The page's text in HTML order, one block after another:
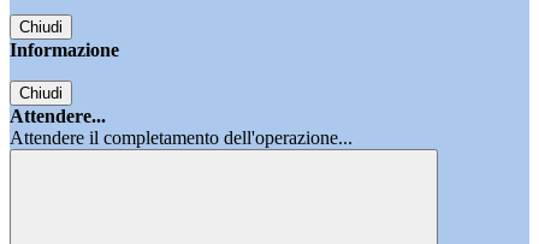
Chiudi
Informazione
Chiudi
Attendere...
Attendere il completamento dell'operazione...